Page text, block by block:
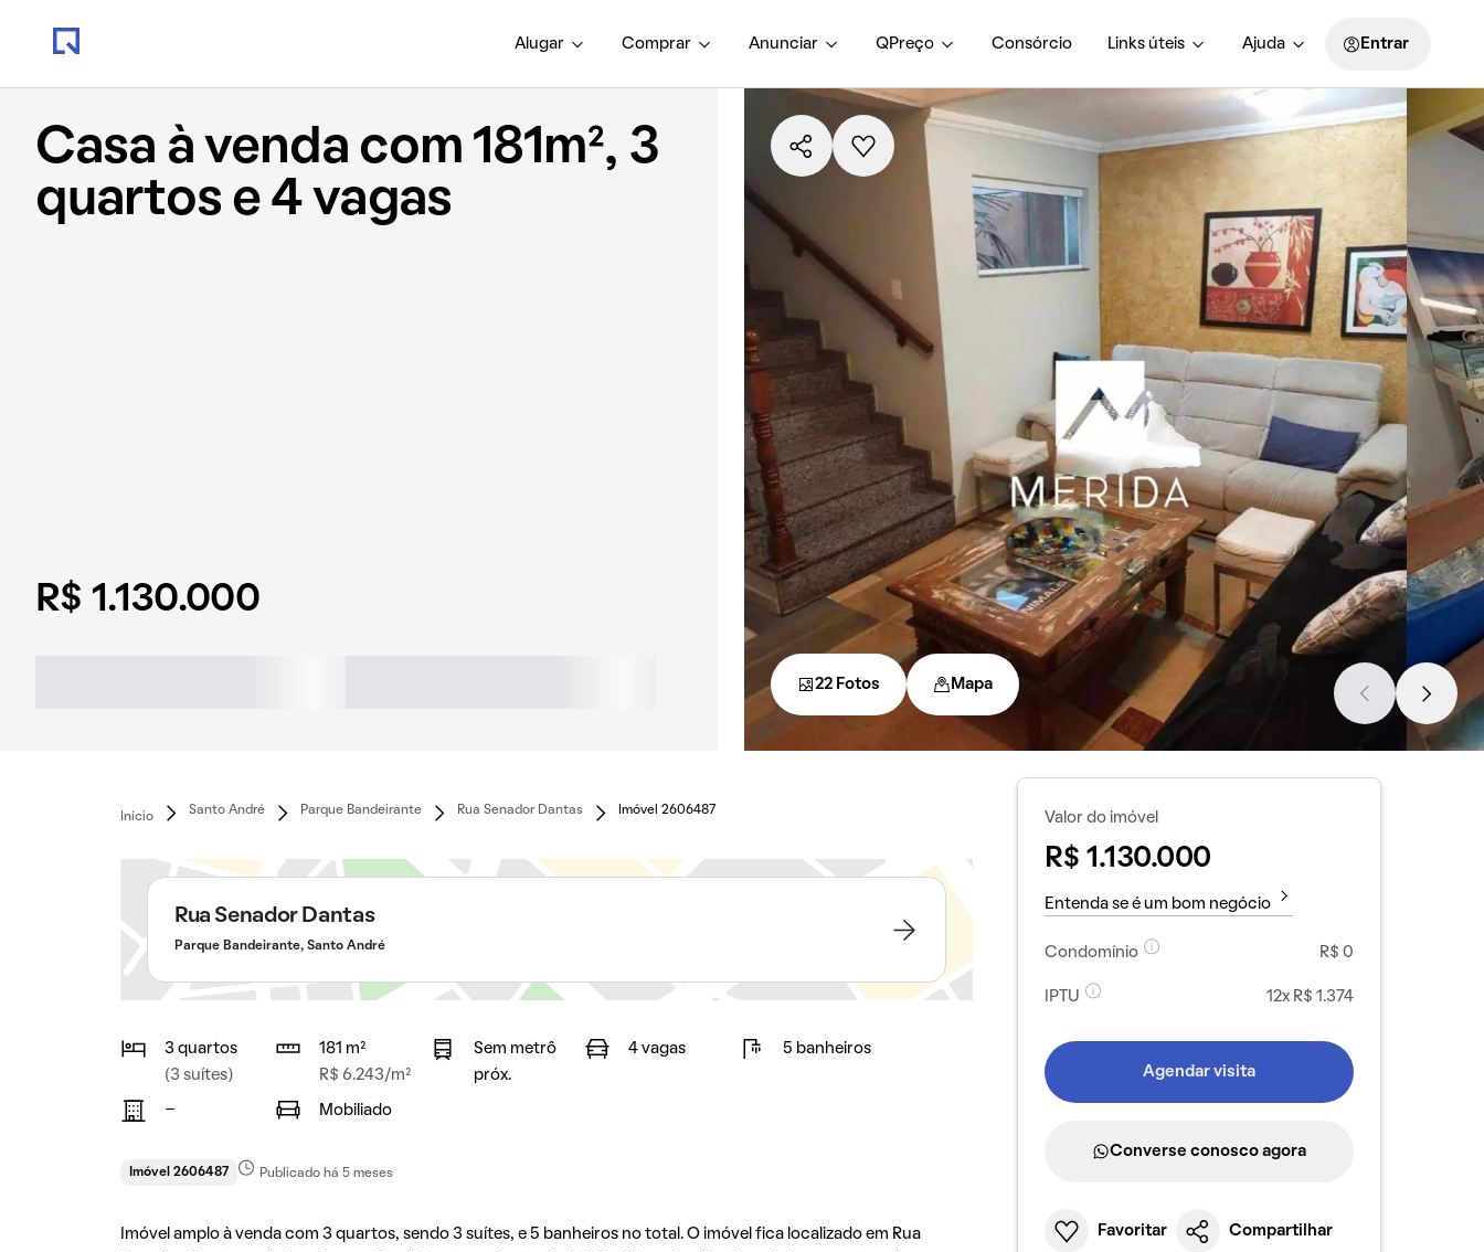
Alugar Comprar Anunciar QPreço Consórcio Links úteis Ajuda Entrar
Casa à venda com 181m², 3
quartos e 4 vagas
R$ 1.130.000
22 Fotos Mapa
Início
Santo André Parque Bandeirante Rua Senador Dantas Imóvel 2606487
Rua Senador Dantas
Parque Bandeirante, Santo André
3 quartos
(3 suítes)
181 m²
R$ 6.243/m²
Sem metrô
próx.
4 vagas 5 banheiros
- Mobiliado
Imóvel 2606487 Publicado há 5 meses
Imóvel amplo à venda com 3 quartos, sendo 3 suítes, e 5 banheiros no total. O imóvel fica localizado em Rua
Valor do imóvel
R$ 1.130.000
Entenda se é um bom negócio
Condomínio R$ 0
IPTU 12x R$ 1.374
Agendar visita
Converse conosco agora
Favoritar Compartilhar